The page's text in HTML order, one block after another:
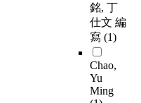
銘, 丁
仕文 編
寫 (1)
Chao,
Yu
Ming